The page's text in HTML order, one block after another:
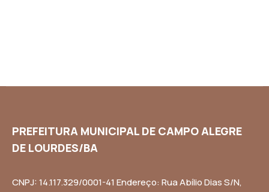
PREFEITURA MUNICIPAL DE CAMPO ALEGRE
DE LOURDES/BA
CNPJ: 14.117.329/0001-41 Endereço: Rua Abílio Dias S/N,